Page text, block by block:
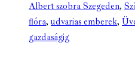
Albert szobra Szegeden,
flóra, udvarias emberek,
gazdaságig